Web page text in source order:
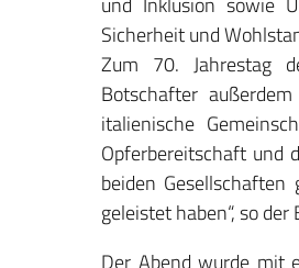
Sicherheit und
Zum 70. Jahrestag
Botschafter
italienische
Opferbereitschaft und
beiden
geleistet haben“, so